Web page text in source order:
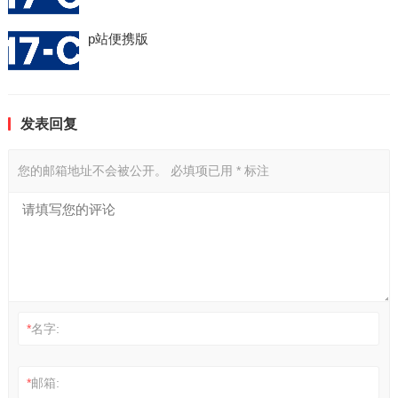
p站便携版
发表回复
您的邮箱地址不会被公开。 必填项已用 *标注
*名字:
*邮箱: